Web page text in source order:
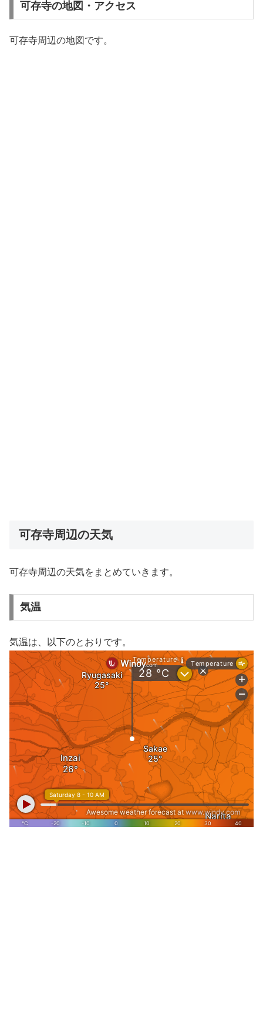
可存寺の地図・アクセス
可存寺周辺の地図です。
可存寺周辺の天気
可存寺周辺の天気をまとめていきます。
気温
気温は、以下のとおりです。